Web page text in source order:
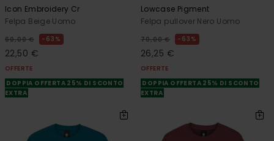
Icon Embroidery Cr
Felpa Beige Uomo
60,00 € 63%
22,50 €
OFFERTE
DOPPIA OFFERTA 25% DI SCONTO
EXTRA
Lowcase Pigment
Felpa pullover Nero Uomo
70,00 € 63%
26,25 €
OFFERTE
DOPPIA OFFERTA 25% DI SCONTO
EXTRA